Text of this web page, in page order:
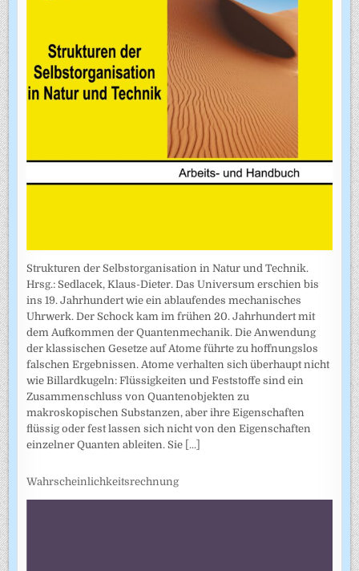
Strukturen der Selbstorganisation in Natur und Technik.
Hrsg.: Sedlacek, Klaus-Dieter. Das Universum erschien bis
ins 19. Jahrhundert wie ein ablaufendes mechanisches
Uhrwerk. Der Schock kam im frühen 20. Jahrhundert mit
dem Aufkommen der Quantenmechanik. Die Anwendung
der klassischen Gesetze auf Atome führte zu hoffnungslos
falschen Ergebnissen. Atome verhalten sich überhaupt nicht
wie Billardkugeln: Flüssigkeiten und Feststoffe sind ein
Zusammenschluss von Quantenobjekten zu
makroskopischen Substanzen, aber ihre Eigenschaften
flüssig oder fest lassen sich nicht von den Eigenschaften
einzelner Quanten ableiten. Sie [...]
Wahrscheinlichkeitsrechnung